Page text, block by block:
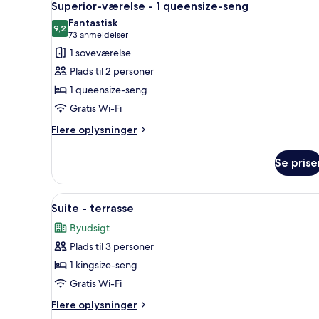
alle
billeder
af
Superior-
værelse
-
1
queensize-
4
Superior-værelse - 1 queensize-seng
9,29,2 ud af 10
Fantastisk
73 anmeldelser
(73
anmeldelser)
1 soveværelse
Plads til 2 personer
1 queensize-seng
Gratis Wi-Fi
Flere oplysninger
Flere
værelse
1
seng
Se
Indlæs
alle
billeder
af
Suite
-
terrasse
Et moderne hotelværelse
4
Suite - terrasse
Byudsigt
Plads til 3 personer
1 kingsize-seng
Gratis Wi-Fi
Flere oplysninger
Flere